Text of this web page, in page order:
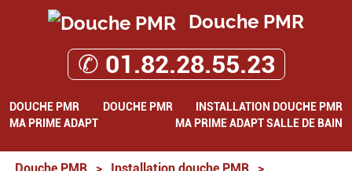
Douche PMR
✆ 01.82.28.55.23
DOUCHE PMR DOUCHE PMR
INSTALLATION DOUCHE PMR
MA PRIME ADAPT
MA PRIME ADAPT SALLE DE BAIN